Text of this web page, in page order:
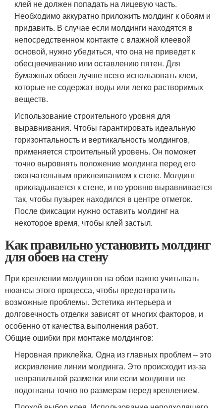
клей не должен попадать на лицевую часть.
Необходимо аккуратно приложить молдинг к обоям и
придавить. В случае если молдинги находятся в
непосредственном контакте с влажной клеевой
основой, нужно убедиться, что она не приведет к
обесцвечиванию или оставлению пятен. Для
бумажных обоев лучше всего использовать клеи,
которые не содержат воды или легко растворимых
веществ.
Использование строительного уровня для
выравнивания. Чтобы гарантировать идеальную
горизонтальность и вертикальность молдингов,
применяется строительный уровень. Он поможет
точно выровнять положение молдинга перед его
окончательным приклеиванием к стене. Молдинг
прикладывается к стене, и по уровню выравнивается
так, чтобы пузырек находился в центре отметок.
После фиксации нужно оставить молдинг на
некоторое время, чтобы клей застыл.
Как правильно установить молдинг
для обоев на стену
При креплении молдингов на обои важно учитывать
нюансы этого процесса, чтобы предотвратить
возможные проблемы. Эстетика интерьера и
долговечность отделки зависят от многих факторов, и
особенно от качества выполнения работ.
Общие ошибки при монтаже молдингов:
Неровная приклейка. Одна из главных проблем – это
искривление линии молдинга. Это происходит из-за
неправильной разметки или если молдинги не
подогнаны точно по размерам перед креплением.